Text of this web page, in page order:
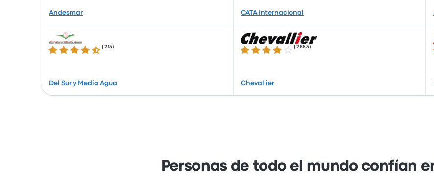
Andesmar CATA Internacional
4.6 de 5 estrellas
( 213)
Del Sur y Media Agua
3.8 de 5 estrellas
( 2553)
Chevallier
Personas de todo el mundo confían